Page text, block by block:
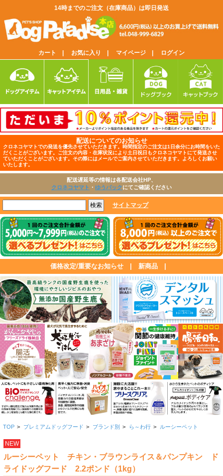
14時までのご注文（在庫商品）は即日発送
カート | お気に入り | マイページ | ログイン
配送についてのお知らせ
クロネコヤマトでの発送を優先させていただきます。時間指定のご注文は1日余分にお時間をいた
だくことがございます。ご注文の内容・在庫状況により土日祝日もクロネコヤマトにて発送させ
ていただくことがございます。その際にはメールでご案内させていただきます。よろしくお願い
いたします。
配送遅延等の情報は各配送会社HP、
クロネコヤマト ・ ゆうパックにてご確認ください
サイトマップ
価格改定/重要なお知らせ 新商品
TOP > プレミアムドッグフード > ブランド別 > ら～わ行 > ルーシーペット
NEW
ルーシーペット チキン・ブラウンライス＆パンプキン ド
ライドッグフード 2.2ポンド（1kg）